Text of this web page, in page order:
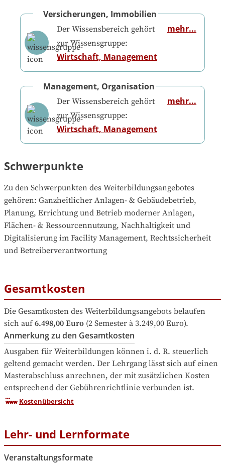
Versicherungen, Immobilien
Der Wissensbereich gehört
zur Wissensgruppe:
Wirtschaft, Management
mehr...
Management, Organisation
Der Wissensbereich gehört
zur Wissensgruppe:
Wirtschaft, Management
mehr...
Schwerpunkte
Zu den Schwerpunkten des Weiterbildungsangebotes
gehören: Ganzheitlicher Anlagen- & Gebäudebetrieb,
Planung, Errichtung und Betrieb moderner Anlagen,
Flächen- & Ressourcennutzung, Nachhaltigkeit und
Digitalisierung im Facility Management, Rechtssicherheit
und Betreiberverantwortung
Gesamtkosten
Die Gesamtkosten des Weiterbildungsangebots belaufen
sich auf 6.498,00 Euro (2 Semester à 3.249,00 Euro).
Anmerkung zu den Gesamtkosten
Ausgaben für Weiterbildungen können i. d. R. steuerlich
geltend gemacht werden. Der Lehrgang lässt sich auf einen
Masterabschluss anrechnen, der mit zusätzlichen Kosten
entsprechend der Gebührenrichtlinie verbunden ist.
Kostenübersicht
Lehr- und Lernformate
Veranstaltungsformate